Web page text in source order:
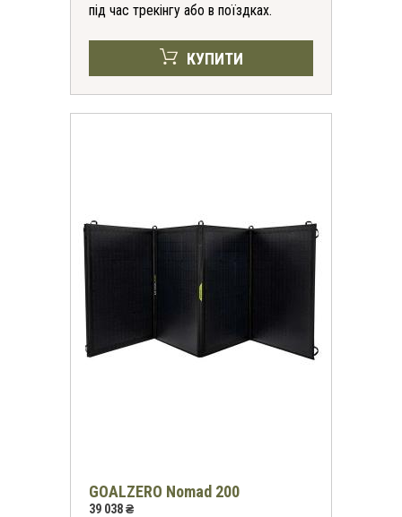
під час трекінгу або в поїздках.
КУПИТИ
GOALZERO Nomad 200
39 038 ₴